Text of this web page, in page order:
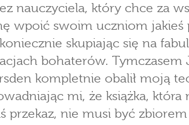
nauczyciela, który chce za
wpoić swoim uczniom jakieś
skupiając się na
bohaterów. Tymczasem
kompletnie obalił moją
mi, że książka, która
przekaz, nie musi być